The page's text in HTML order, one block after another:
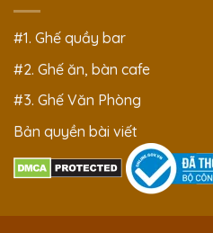
#1. Ghế quầy bar
#2. Ghế ăn, bàn cafe
#3. Ghế Văn Phòng
Bản quyền bài viết